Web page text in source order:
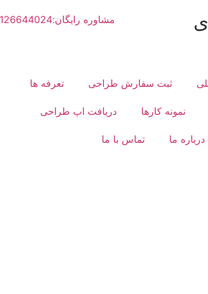
مشاوره رایگان:02126644024
ثبت سفارش طراحی تعرفه ها
نمونه کارها دریافت اپ طراحی
درباره ما تماس با ما